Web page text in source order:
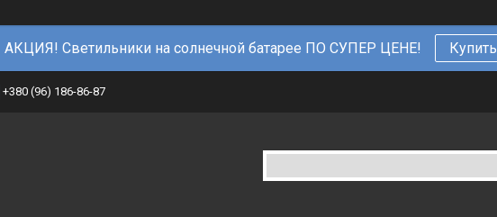
АКЦИЯ! Светильники на солнечной батарее ПО СУПЕР ЦЕНЕ! Купить
+380 (96) 186-86-87